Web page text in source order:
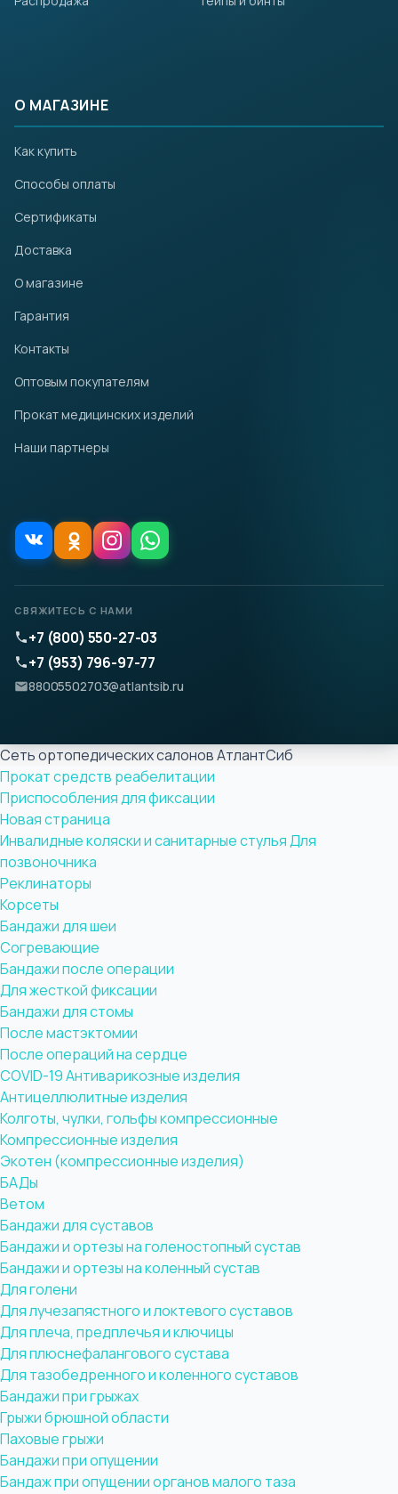
О МАГАЗИНЕ
Как купить
Способы оплаты
Сертификаты
Доставка
О магазине
Гарантия
Контакты
Оптовым покупателям
Прокат медицинских изделий
Наши партнеры
СВЯЖИТЕСЬ С НАМИ
+7 (800) 550-27-03
+7 (953) 796-97-77
88005502703@atlantsib.ru
Сеть ортопедических салонов АтлантСиб
Прокат средств реабелитации
Приспособления для фиксации
Новая страница
Инвалидные коляски и санитарные стульяДля
позвоночника
Реклинаторы
Корсеты
Бандажи для шеи
Согревающие
Бандажи после операции
Для жесткой фиксации
Бандажи для стомы
После мастэктомии
После операций на сердце
COVID-19Антиварикозные изделия
Антицеллюлитные изделия
Колготы, чулки, гольфы компрессионные
Компрессионные изделия
Экотен (компрессионные изделия)
БАДы
Ветом
Бандажи для суставов
Бандажи и ортезы на голеностопный сустав
Бандажи и ортезы на коленный сустав
Для голени
Для лучезапястного и локтевого суставов
Для плеча, предплечья и ключицы
Для плюснефалангового сустава
Для тазобедренного и коленного суставов
Бандажи при грыжах
Грыжи брюшной области
Паховые грыжи
Бандажи при опущении
Бандаж при опущении органов малого таза